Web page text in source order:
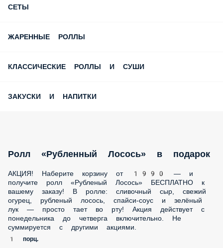
СЕТЫ
ЖАРЕННЫЕ РОЛЛЫ
КЛАССИЧЕСКИЕ РОЛЛЫ И СУШИ
ЗАКУСКИ И НАПИТКИ
Ролл «Рубленный Лосось» в подарок
АКЦИЯ! Наберите корзину от 1990 — и получите ролл
«Рубленый Лосось» БЕСПЛАТНО к вашему заказу! В ролле:
сливочный сыр, свежий огурец, рубленый лосось,
спайси‑соус и зелёный лук — просто тает во рту! Акция
действует с понедельника до четверга включительно. Не
суммируется с другими акциями.
1 порц.